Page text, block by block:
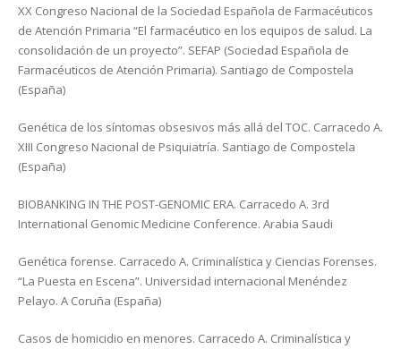
XX Congreso Nacional de la Sociedad Española de Farmacéuticos
de Atención Primaria “El farmacéutico en los equipos de salud. La
consolidación de un proyecto”. SEFAP (Sociedad Española de
Farmacéuticos de Atención Primaria). Santiago de Compostela
(España)
Genética de los síntomas obsesivos más allá del TOC. Carracedo A.
XIII Congreso Nacional de Psiquiatría. Santiago de Compostela
(España)
BIOBANKING IN THE POST-GENOMIC ERA. Carracedo A. 3rd
International Genomic Medicine Conference. Arabia Saudi
Genética forense. Carracedo A. Criminalística y Ciencias Forenses.
“La Puesta en Escena”. Universidad internacional Menéndez
Pelayo. A Coruña (España)
Casos de homicidio en menores. Carracedo A. Criminalística y